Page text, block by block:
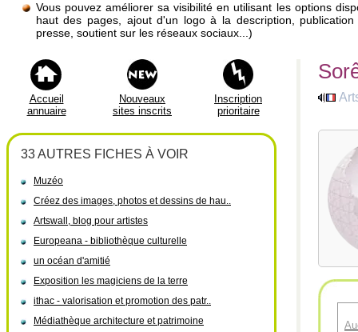
Vous pouvez améliorer sa visibilité en utilisant les options
haut des pages, ajout d'un logo à la description,
presse, soutient sur les réseaux sociaux...)
Accueil
annuaire
Nouveaux
sites inscrits
Inscription
prioritaire
33 AUTRES FICHES À VOIR
Muzéo
Créez des images, photos et dessins de hau..
Artswall, blog pour artistes
Europeana - bibliothèque culturelle
un océan d'amitié
Exposition les magiciens de la terre
ithac - valorisation et promotion des patr..
Médiathèque architecture et patrimoine